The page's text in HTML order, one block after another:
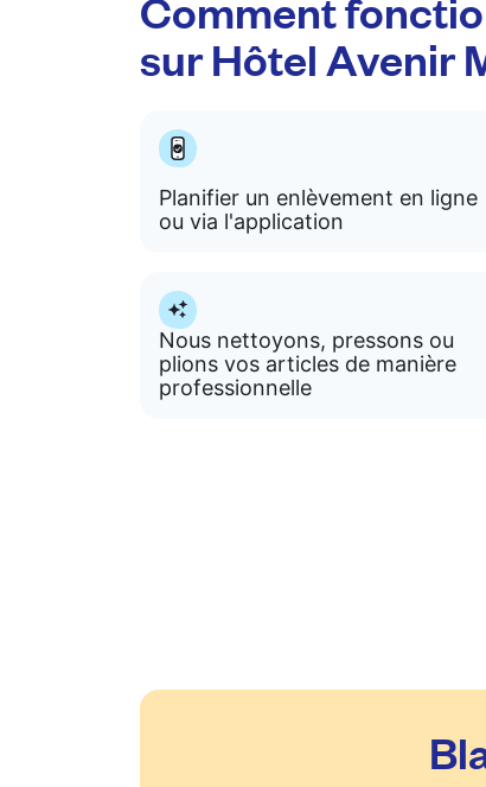
sur Hôtel Avenir
Planifier un enlèvement en ligne
ou via l'application
Nous nettoyons, pressons ou
plions vos articles de manière
professionnelle